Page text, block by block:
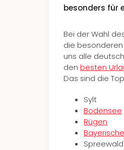
besonders für
Bei der Wahl
die besonderen
uns alle
den besten
Das sind die
Sylt
Bodensee
Rügen
Spreewald